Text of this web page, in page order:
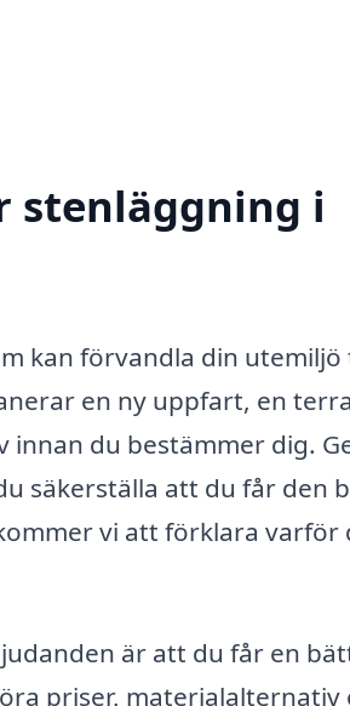
stenläggning i
kan förvandla din utemiljö
en ny uppfart, en
du bestämmer dig.
säkerställa att du får den
vi att förklara varför
är att du får en
priser, materialalternativ